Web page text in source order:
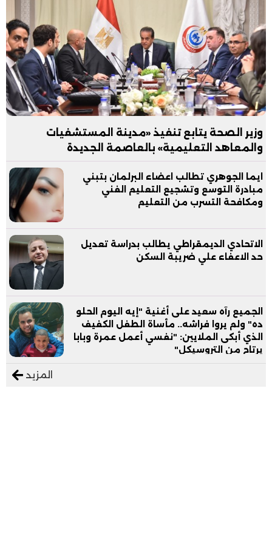
وزير الصحة يتابع تنفيذ «مدينة المستشفيات
والمعاهد التعليمية» بالعاصمة الجديدة
ايما الجوهري تطالب اعضاء البرلمان بتبني
مبادرة التوسع وتشجيع التعليم الفني
ومكافحة التسرب من التعليم
الاتحادي الديمقراطي يطالب بدراسة تعديل
حد الاعفاء علي ضريبة السكن
الجميع رآه سعيد على أغنية "إيه اليوم الحلو
ده" ولم يروا فراشه.. مأساة الطفل الكفيف
الذي أبكى الملايين: "نفسي أعمل عمرة وبابا
يرتاح من التروسيكل"
المزيد